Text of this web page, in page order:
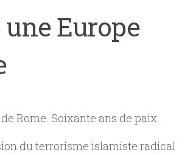
Europe
Rome. Soixante ans de paix.
du terrorisme islamiste radical